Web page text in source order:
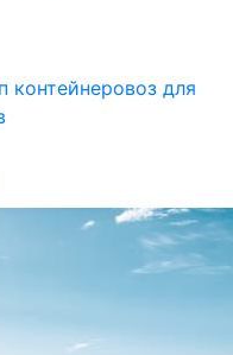
контейнеровоз для